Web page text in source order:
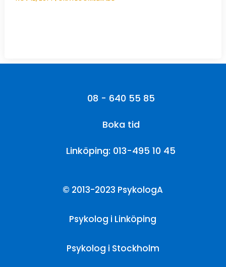
08 - 640 55 85
Boka tid
Linköping: 013-495 10 45
© 2013-2023 PsykologA
Psykolog i Linköping
Psykolog i Stockholm